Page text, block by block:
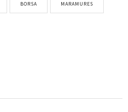
BORSA MARAMURES